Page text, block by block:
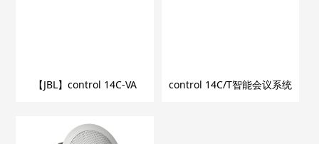
【JBL】control 14C-VA control 14C/T智能会议系统